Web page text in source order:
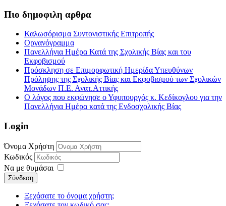
Πιο δημοφιλη αρθρα
Καλωσόρισμα Συντονιστικής Επιτροπής
Οργανόγραμμα
Πανελλήνια Ημέρα Κατά της Σχολικής Βίας και του
Εκφοβισμού
Πρόσκληση σε Επιμορφωτική Ημερίδα Υπευθύνων
Πρόληψης της Σχολικής Βίας και Εκφοβισμού των Σχολικών
Μονάδων Π.Ε. Ανατ.Αττικής
Ο λόγος που εκφώνησε ο Υφυπουργός κ. Κεδίκογλου για την
Πανελλήνια Ημέρα κατά της Ενδοσχολικής Βίας
Login
Όνομα Χρήστη
Κωδικός
Να με θυμάσαι
Σύνδεση
Ξεχάσατε το όνομα χρήστη;